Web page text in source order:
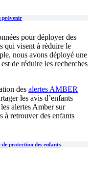
prévenir
pour déployer des
qui visent à réduire le
nous avons déployé une
de réduire les recherches
des alertes AMBER
les avis d’enfants
alertes Amber sur
à retrouver des enfants
de protection des enfants